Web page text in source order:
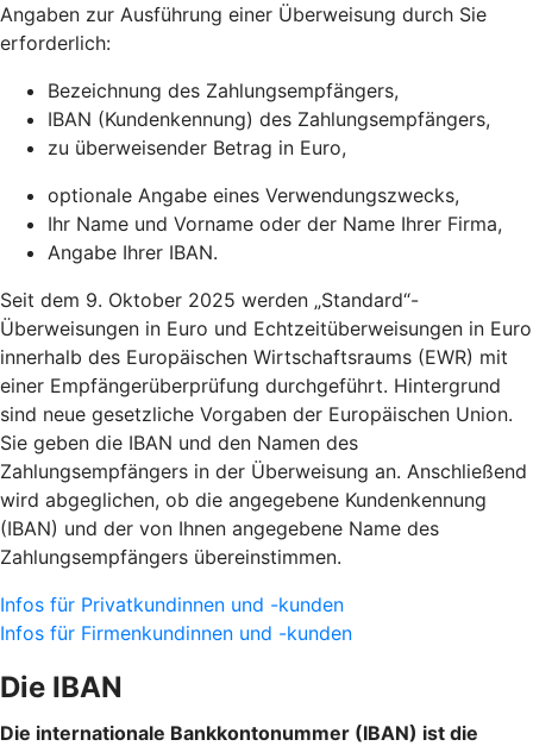
Angaben zur Ausführung einer Überweisung durch Sie
erforderlich:
Bezeichnung des Zahlungsempfängers,
IBAN (Kundenkennung) des Zahlungsempfängers,
zu überweisender Betrag in Euro,
optionale Angabe eines Verwendungszwecks,
Ihr Name und Vorname oder der Name Ihrer Firma,
Angabe Ihrer IBAN.
Seit dem 9. Oktober 2025 werden „Standard“-
Überweisungen in Euro und Echtzeitüberweisungen in Euro
innerhalb des Europäischen Wirtschaftsraums (EWR) mit
einer Empfängerüberprüfung durchgeführt. Hintergrund
sind neue gesetzliche Vorgaben der Europäischen Union.
Sie geben die IBAN und den Namen des
Zahlungsempfängers in der Überweisung an. Anschließend
wird abgeglichen, ob die angegebene Kundenkennung
(IBAN) und der von Ihnen angegebene Name des
Zahlungsempfängers übereinstimmen.
Infos für Privatkundinnen und -kunden
Infos für Firmenkundinnen und -kunden
Die IBAN
Die internationale Bankkontonummer (IBAN) ist die